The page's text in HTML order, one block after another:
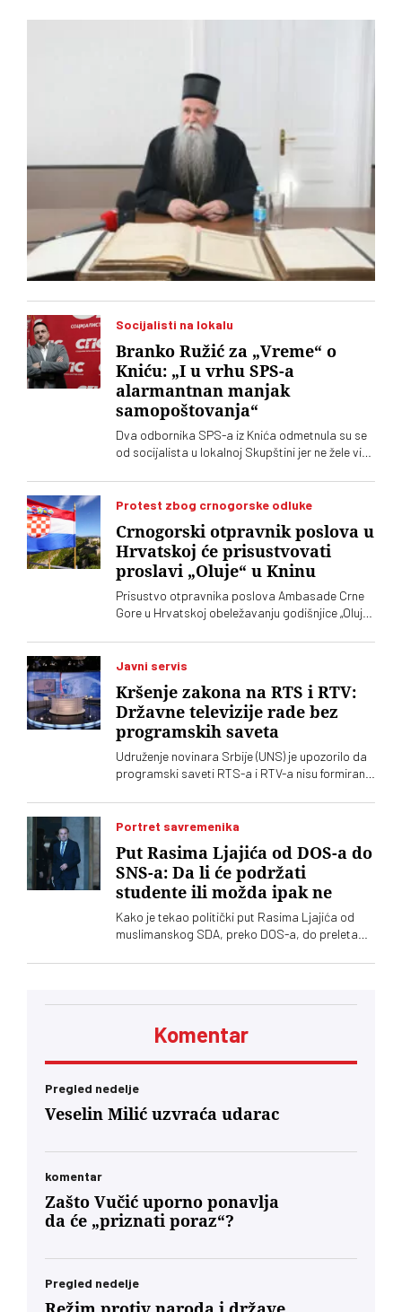
Socijalisti na lokalu
Branko Ružić za „Vreme“ o
Kniću: „I u vrhu SPS-a
alarmantnan manjak
samopoštovanja“
Dva odbornika SPS-a iz Knića odmetnula su se
od socijalista u lokalnoj Skupštini jer ne žele više
naprednjacima. Jedan od njih kaže za „Vreme“
da je „SNS u Kniću nasilna skupina
ikada više, da sarađuju. Branko Ružić za
„Vreme“ kaže da je alarmantno da tendencije
odricanja od izvornih principa i mazohizma
postoje ne samo na lokalu, već i u samom vrhu
SPS-a
Protest zbog crnogorske odluke
Crnogorski otpravnik poslova u
Hrvatskoj će prisustvovati
proslavi „Oluje“ u Kninu
Prisustvo otpravnika poslova Ambasade Crne
Gore u Hrvatskoj obeležavanju godišnjice „Oluje“
Vučić je poručio da je reč o proslavi zločina
počinjenih nad srpskim narodom
Javni servis
Kršenje zakona na RTS i RTV:
Državne televizije rade bez
programskih saveta
Udruženje novinara Srbije (UNS) je upozorilo da
programski saveti RTS-a i RTV-a nisu formirani
čega se postavlja pitanje poštovanja zakonskih
procedura i funkcionisanja mehanizama
Portret savremenika
Put Rasima Ljajića od DOS-a do
SNS-a: Da li će podržati
studente ili možda ipak ne
Kako je tekao politički put Rasima Ljajića od
muslimanskog SDA, preko DOS-a, do preleta
će se usuditi da javno podrži studente?
Komentar
Pregled nedelje
Veselin Milić uzvraća udarac
komentar
Zašto Vučić uporno ponavlja
da će „priznati poraz“?
Pregled nedelje